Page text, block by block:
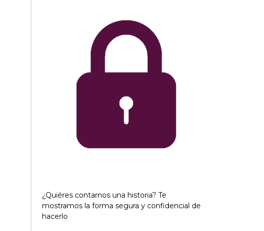
¿Quiéres contarnos una historia? Te
mostramos la forma segura y confidencial de
hacerlo